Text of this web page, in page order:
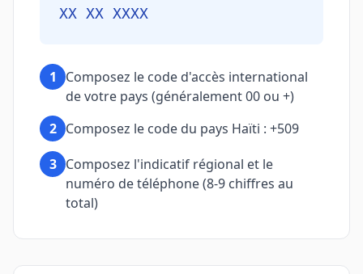
XX XX XXXX
1
Composez le code d'accès international
de votre pays (généralement 00 ou +)
2 Composez le code du pays Haïti : +509
3 Composez l'indicatif régional et le
numéro de téléphone (8-9 chiffres au
total)